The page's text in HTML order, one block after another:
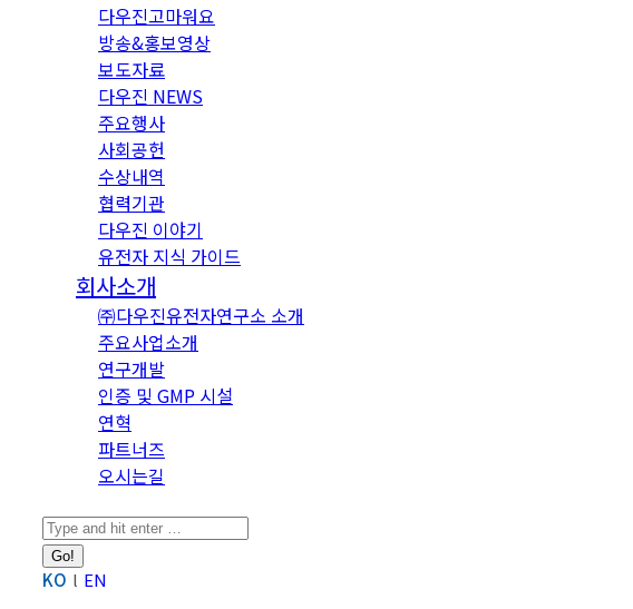
다우진고마워요
방송&홍보영상
보도자료
다우진 NEWS
주요행사
사회공헌
수상내역
협력기관
다우진 이야기
유전자 지식 가이드
회사소개
㈜다우진유전자연구소 소개
주요사업소개
연구개발
인증 및 GMP 시설
연혁
파트너즈
오시는길
Search:
KO EN